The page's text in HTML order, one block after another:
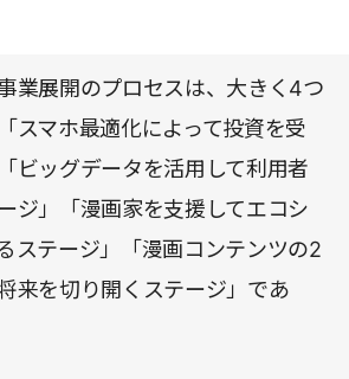
業展開のプロセスは、大きく4つ
スマホ最適化によって投資を受
ビッグデータを活用して利用者
ジ」「漫画家を支援してエコシ
ステージ」「漫画コンテンツの2
来を切り開くステージ」であ